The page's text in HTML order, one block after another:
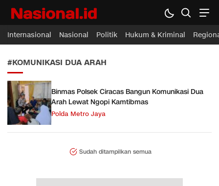
Nasional.id
Membawa Inspirasi Untuk Indonesia
Internasional Nasional Politik Hukum & Kriminal
#KOMUNIKASI DUA ARAH
Binmas Polsek Ciracas Bangun Komunikasi Dua
Arah Lewat Ngopi Kamtibmas
Polda Metro Jaya
Sudah ditampilkan semua